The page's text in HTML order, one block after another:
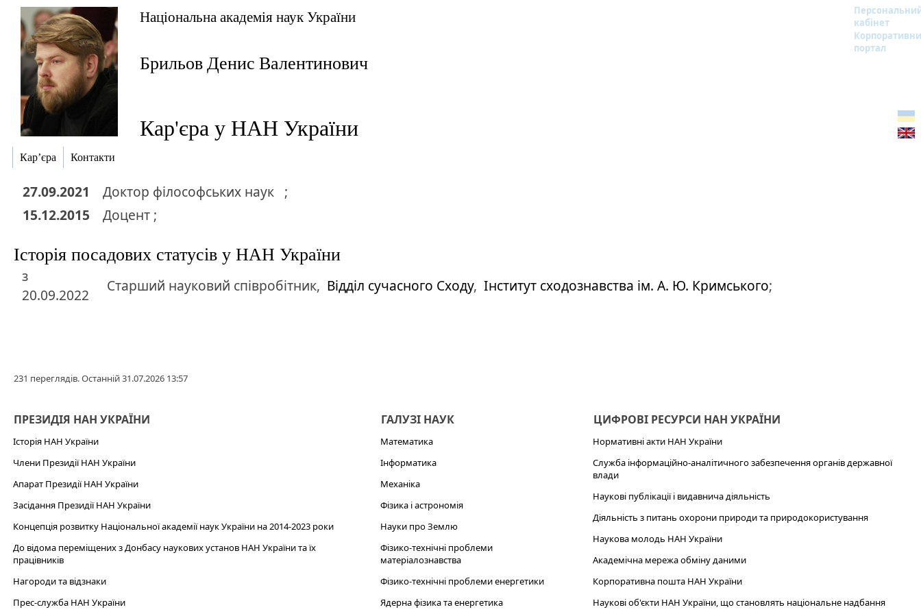
Національна академія наук України
кабінет
портал
Брильов Денис Валентинович
Кар'єра у НАН України
Кар’єра Контакти
27.09.2021 Доктор філософських наук ;
15.12.2015
Доцент ;
Історія посадових статусів у НАН України
з
20.09.2022
Старший науковий співробітник, Відділ сучасного Сходу, Інститут сходознавства ім. А. Ю. Кримського;
231 переглядів. Останній 31.07.2026 13:57
ПРЕЗИДІЯ НАН УКРАЇНИ
Історія НАН України
Члени Президії НАН України
Апарат Президії НАН України
Засідання Президії НАН України
Концепція розвитку Національної академії наук України на 2014-2023 роки
До відома переміщених з Донбасу наукових установ НАН України та їх
працівників
Нагороди та відзнаки
Прес-служба НАН України
ГАЛУЗІ НАУК
Математика
Інформатика
Механіка
Фізика і астрономія
Науки про Землю
Фізико-технічні проблеми
матеріалознавства
Фізико-технічні проблеми енергетики
Ядерна фізика та енергетика
ЦИФРОВІ РЕСУРСИ НАН УКРАЇНИ
Нормативні акти НАН України
Служба інформаційно-аналітичного забезпечення органів державної
влади
Наукові публікації і видавнича діяльність
Діяльність з питань охорони природи та природокористування
Наукова молодь НАН України
Академічна мережа обміну даними
Корпоративна пошта НАН України
Наукові об'єкти НАН України, що становлять національне надбання